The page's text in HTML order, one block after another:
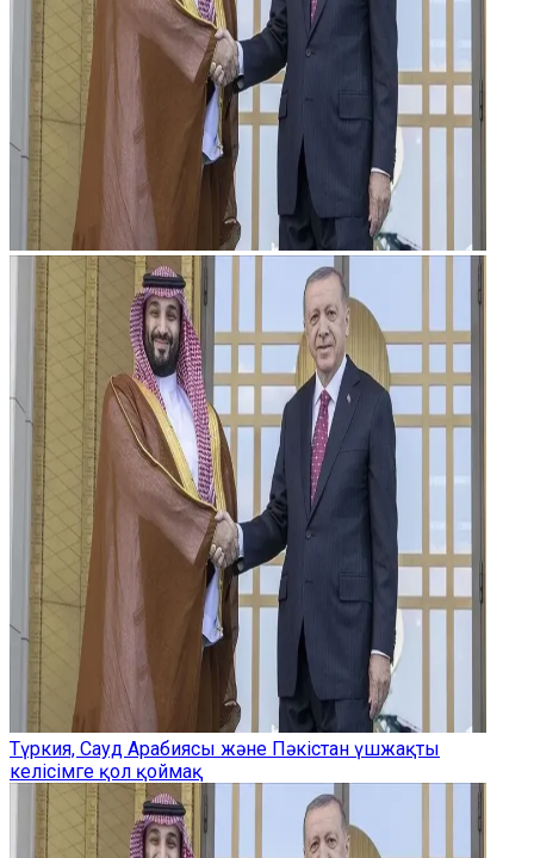
Түркия, Сауд Арабиясы және Пәкістан үшжақты
келісімге қол қоймақ